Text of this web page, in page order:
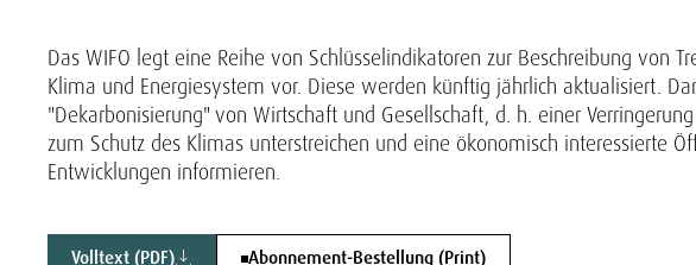
Das WIFO legt eine Reihe von Schlüsselindikatoren zur Beschreibung von
Klima und Energiesystem vor. Diese werden künftig jährlich aktualisiert.
"Dekarbonisierung" von Wirtschaft und Gesellschaft, d. h. einer
zum Schutz des Klimas unterstreichen und eine ökonomisch interessierte
Entwicklungen informieren.
Volltext (PDF) Abonnement-Bestellung (Print)